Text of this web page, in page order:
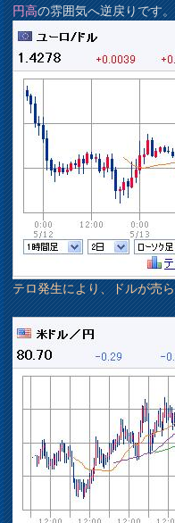
円高の雰囲気へ逆戻りです。
テロ発生により、ドルが売